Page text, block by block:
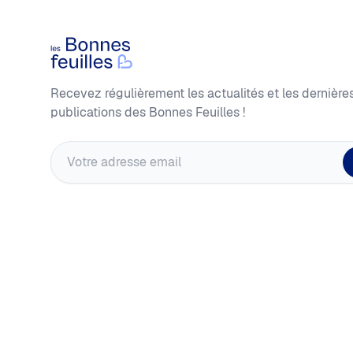
Les Bonnes Feuilles
Recevez régulièrement les actualités et les
publications des Bonnes Feuilles !
Adresse email